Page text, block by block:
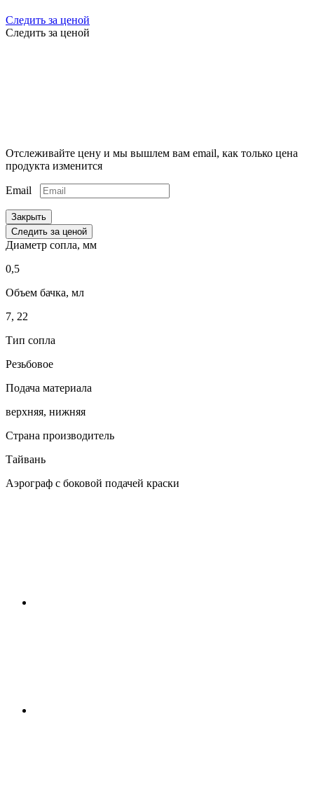
Следить за ценой
Следить за ценой
Отслеживайте цену и мы вышлем вам email, как только цена
продукта изменится
Email
Закрыть
Следить за ценой
Диаметр сопла, мм
0,5
Объем бачка, мл
7, 22
Тип сопла
Резьбовое
Подача материала
верхняя, нижняя
Страна производитель
Тайвань
Аэрограф с боковой подачей краски